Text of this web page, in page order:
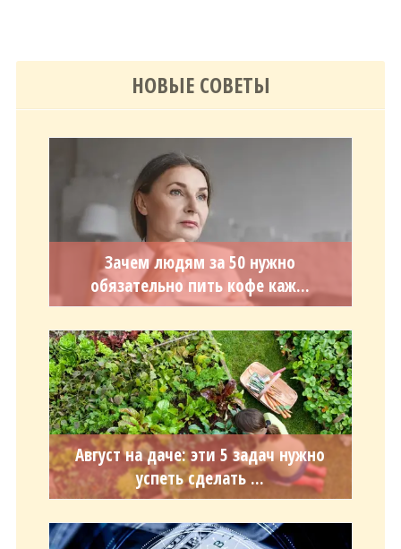
НОВЫЕ СОВЕТЫ
Зачем людям за 50 нужно
обязательно пить кофе каж...
Август на даче: эти 5 задач нужно
успеть сделать ...